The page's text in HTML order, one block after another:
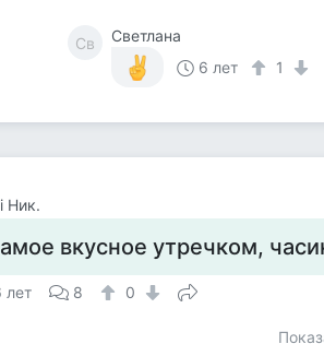
Св
Светлана
6 лет
1
Ник.
вкусное утречком,
лет 8 0